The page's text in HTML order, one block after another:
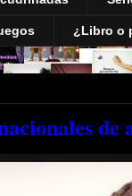
¿Libro o